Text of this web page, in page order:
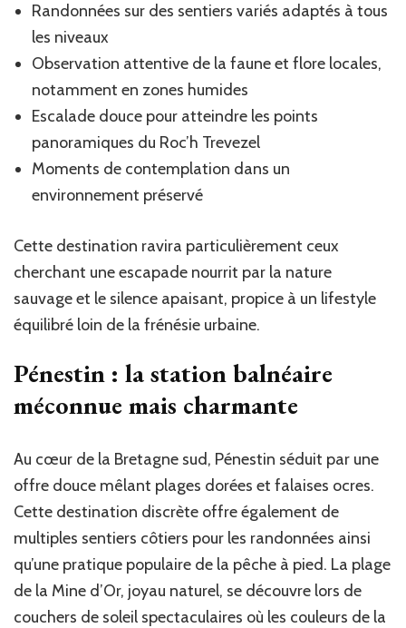
Randonnées sur des sentiers variés adaptés à tous
les niveaux
Observation attentive de la faune et flore locales,
notamment en zones humides
Escalade douce pour atteindre les points
panoramiques du Roc’h Trevezel
Moments de contemplation dans un
environnement préservé
Cette destination ravira particulièrement ceux
cherchant une escapade nourrit par la nature
sauvage et le silence apaisant, propice à un lifestyle
équilibré loin de la frénésie urbaine.
Pénestin : la station balnéaire
méconnue mais charmante
Au cœur de la Bretagne sud, Pénestin séduit par une
offre douce mêlant plages dorées et falaises ocres.
Cette destination discrète offre également de
multiples sentiers côtiers pour les randonnées ainsi
qu’une pratique populaire de la pêche à pied. La plage
de la Mine d’Or, joyau naturel, se découvre lors de
couchers de soleil spectaculaires où les couleurs de la